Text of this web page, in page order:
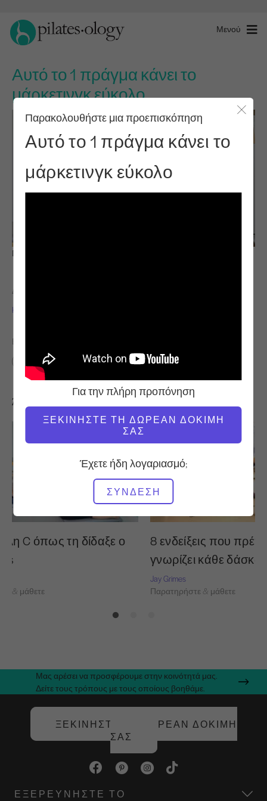
Μενού
Αυτό το 1 πράγμα κάνει το
μάρκετινγκ εύκολο
Παρακολουθήστε μια προεπισκόπηση
Αυτό το 1 πράγμα κάνει το
μάρκετινγκ εύκολο
Για την πλήρη προπόνηση
ΞΕΚΙΝΉΣΤΕ ΤΗ ΔΩΡΕΆΝ ΔΟΚΙΜΉ
ΣΑΣ
Έχετε ήδη λογαριασμό;
ΣΎΝΔΕΣΗ
Παρατηρήστε & μάθετε
ΔΆΣΚΑΛΟΣ
Karen Frischmann
ΒΡΕΊΤΕ ΠΑΡΌΜΟΙΕΣ ΤΆΞΕΙΣ ΓΙΑ
0 - 10 λεπτά
Άλλες προπονήσεις που μπορεί να σας αρέσουν
C όπως τη δίδαξε ο
& μάθετε
8 ενδείξεις που
γνωρίζει κάθε
Jay Grimes
Παρατηρήστε & μάθετε
Μας αρέσει να προσφέρουμε στην κοινότητά μας.
Δείτε τους τρόπους με τους οποίους βοηθάμε.
ΞΕΚΙΝΉΣΤΕ ΤΗ ΔΩΡΕΆΝ ΔΟΚΙΜΉ
ΣΑΣ
ΕΞΕΡΕΥΝΉΣΤΕ ΤΟ